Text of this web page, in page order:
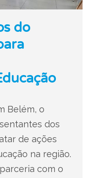
do
Belém, o
dos
de ações
na região.
com o